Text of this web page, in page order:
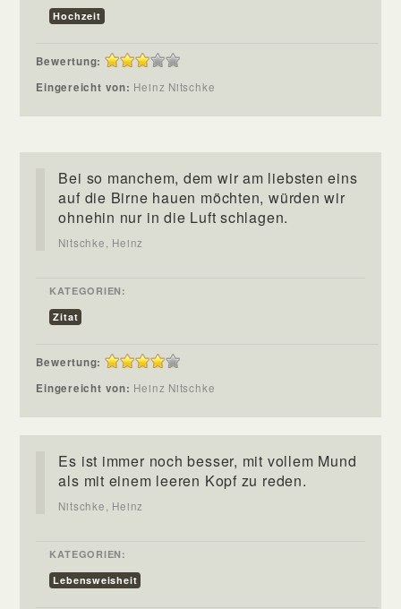
Hochzeit
Bewertung:
Eingereicht von: Heinz Nitschke
Bei so manchem, dem wir am liebsten eins
auf die Birne hauen möchten, würden wir
ohnehin nur in die Luft schlagen.
Nitschke, Heinz
KATEGORIEN:
Zitat
Bewertung:
Eingereicht von: Heinz Nitschke
Es ist immer noch besser, mit vollem Mund
als mit einem leeren Kopf zu reden.
Nitschke, Heinz
KATEGORIEN:
Lebensweisheit